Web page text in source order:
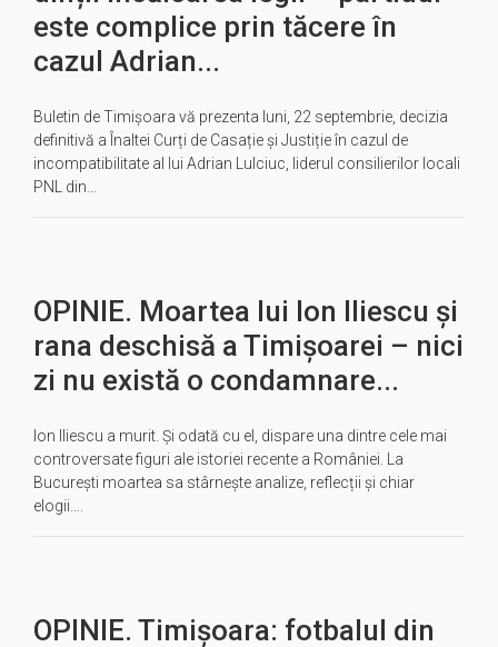
este complice prin tăcere în
cazul Adrian...
Buletin de Timișoara vă prezenta luni, 22 septembrie, decizia
definitivă a Înaltei Curți de Casație și Justiție în cazul de
incompatibilitate al lui Adrian Lulciuc, liderul consilierilor locali
PNL din…
OPINIE. Moartea lui Ion Iliescu și
rana deschisă a Timișoarei – nici
zi nu există o condamnare...
Ion Iliescu a murit. Și odată cu el, dispare una dintre cele mai
controversate figuri ale istoriei recente a României. La
București moartea sa stârnește analize, reflecții și chiar
elogii….
OPINIE. Timișoara: fotbalul din